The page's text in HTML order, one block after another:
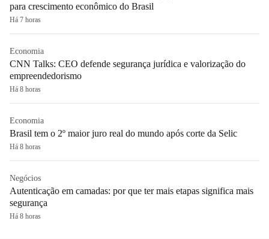
para crescimento econômico do Brasil
Há 7 horas
Economia
CNN Talks: CEO defende segurança jurídica e valorização do
empreendedorismo
Há 8 horas
Economia
Brasil tem o 2º maior juro real do mundo após corte da Selic
Há 8 horas
Negócios
Autenticação em camadas: por que ter mais etapas significa mais
segurança
Há 8 horas